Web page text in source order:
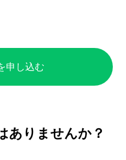
申し込む
ありませんか？